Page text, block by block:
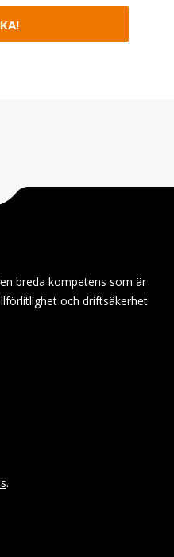
breda kompetens som är
och driftsäkerhet
.